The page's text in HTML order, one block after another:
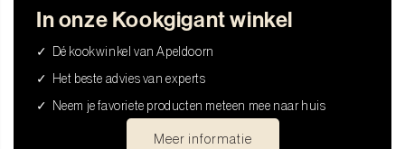
In onze Kookgigant winkel
Dé kookwinkel van Apeldoorn
Het beste advies van experts
Neem je favoriete producten meteen mee naar huis
Meer informatie